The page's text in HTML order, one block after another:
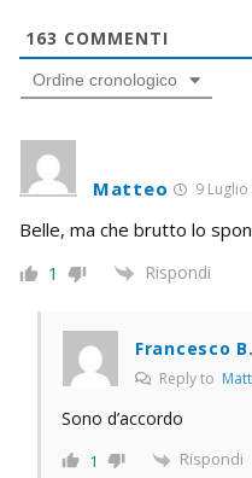
163 COMMENTI
Ordine cronologico
Matteo 9
Belle, ma che brutto lo
1 Rispondi
Francesco B.
Reply to
Sono d’accordo
1 Rispondi